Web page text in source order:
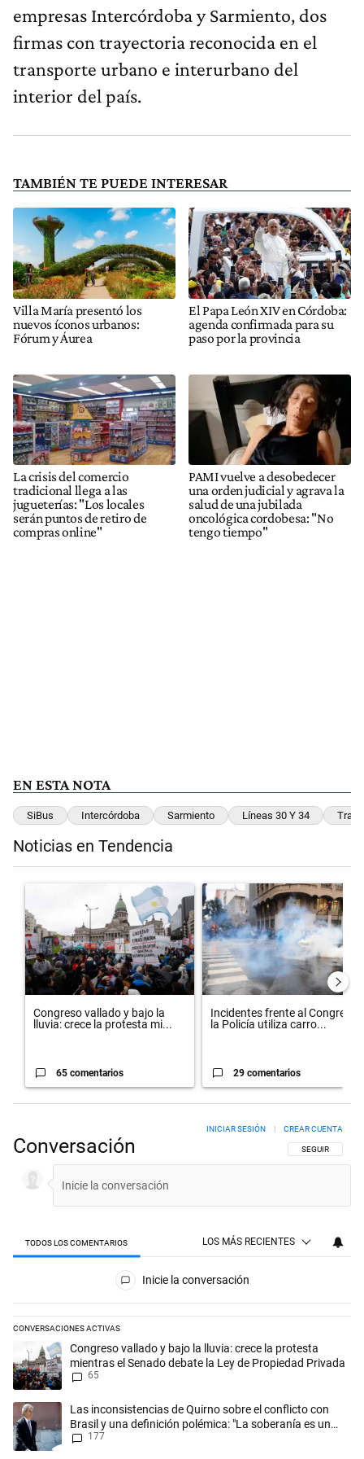
empresas Intercórdoba y Sarmiento, dos
firmas con trayectoria reconocida en el
transporte urbano e interurbano del
interior del país.
TAMBIÉN TE PUEDE INTERESAR
Villa María presentó los
nuevos íconos urbanos:
Fórum y Áurea
El Papa León XIV en Córdoba:
agenda confirmada para su
paso por la provincia
La crisis del comercio
tradicional llega a las
jugueterías: "Los locales
serán puntos de retiro de
compras online"
PAMI vuelve a desobedecer
una orden judicial y agrava la
salud de una jubilada
oncológica cordobesa: "No
tengo tiempo"
EN ESTA NOTA
SiBus Intercórdoba Sarmiento Líneas 30 Y 34
Noticias en Tendencia
Un artículo de tendencia con el título "Congreso vallado y bajo la
Congreso vallado y bajo la
lluvia: crece la protesta mi...
65 comentarios
Un artículo de tendencia con el
Incidentes frente al Congreso:
la Policía utiliza carro...
29 comentarios
Conversación SIGA ESTA
SEGUIR
INICIAR SESIÓN CREAR CUENTA
TODOS LOS COMENTARIOS LOS MÁS RECIENTES
Todos los comentarios
Inicie la conversación
CONVERSACIONES ACTIVAS
Este listado muestra los artículos con más comentarios en los
Un artículo de tendencia con el título "Congreso vallado y bajo la
Congreso vallado y bajo la lluvia: crece la protesta
mientras el Senado debate la Ley de Propiedad Privada
65
Un artículo de tendencia con el título "Las inconsistencias de Quirno
Las inconsistencias de Quirno sobre el conflicto con
Brasil y una definición polémica: "La soberanía es un
concepto antiguo"
177